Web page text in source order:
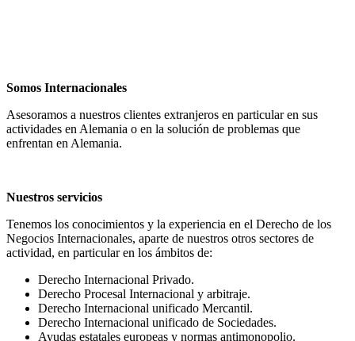
Somos Internacionales
Asesoramos a nuestros clientes extranjeros en particular en sus
actividades en Alemania o en la solución de problemas que
enfrentan en Alemania.
Nuestros servicios
Tenemos los conocimientos y la experiencia en el Derecho de los
Negocios Internacionales, aparte de nuestros otros sectores de
actividad, en particular en los ámbitos de:
Derecho Internacional Privado.
Derecho Procesal Internacional y arbitraje.
Derecho Internacional unificado Mercantil.
Derecho Internacional unificado de Sociedades.
Ayudas estatales europeas y normas antimonopolio.